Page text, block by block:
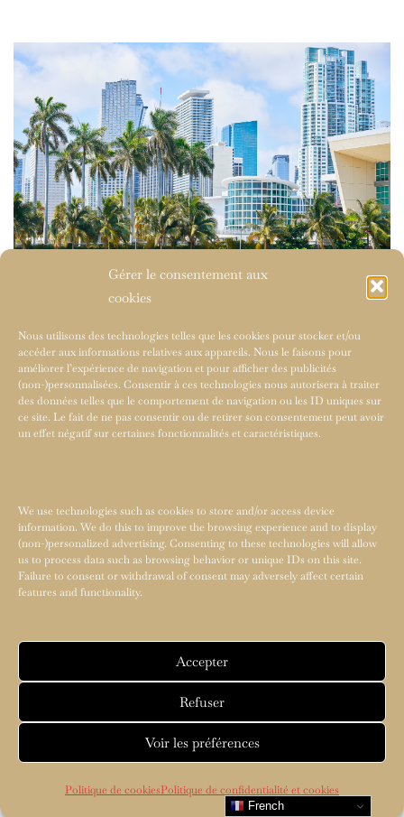
Gérer le consentement aux
cookies
Nous utilisons des technologies telles que les cookies pour stocker et/ou
accéder aux informations relatives aux appareils. Nous le faisons pour
améliorer l’expérience de navigation et pour afficher des publicités
(non-)personnalisées. Consentir à ces technologies nous autorisera à traiter
des données telles que le comportement de navigation ou les ID uniques sur
ce site. Le fait de ne pas consentir ou de retirer son consentement peut avoir
un effet négatif sur certaines fonctionnalités et caractéristiques.
We use technologies such as cookies to store and/or access device
information. We do this to improve the browsing experience and to display
(non-)personalized advertising. Consenting to these technologies will allow
us to process data such as browsing behavior or unique IDs on this site.
Failure to consent or withdrawal of consent may adversely affect certain
features and functionality.
Accepter
Refuser
Voir les préférences
Politique de cookiesPolitique de confidentialité et cookies
French